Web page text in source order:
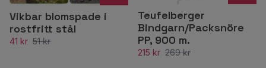
Vikbar blomspade i
rostfritt stål
41 kr 51 kr
Teufelberger
Bindgarn/Packsnöre
PP, 900 m.
215 kr 269 kr